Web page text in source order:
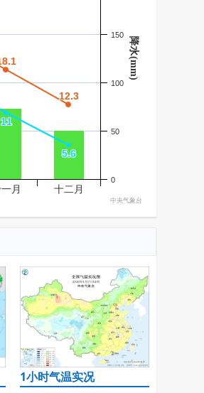
降水(mm)
12.3
12.3
11
11
5.6
5.6
月 十二月
0
50
100
150
中央气象台
1小时气温实况